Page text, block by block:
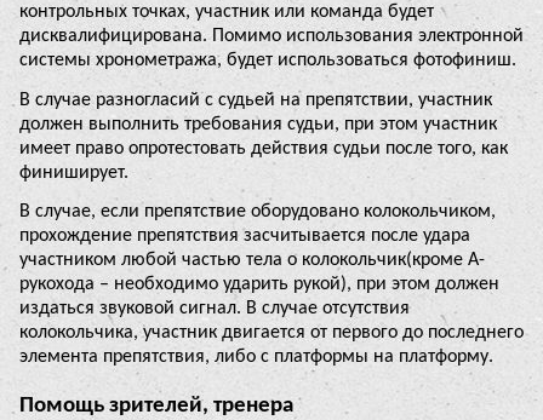
контрольных точках, участник или команда будет
дисквалифицирована. Помимо использования электронной
системы хронометража, будет использоваться фотофиниш.
В случае разногласий с судьей на препятствии, участник
должен выполнить требования судьи, при этом участник
имеет право опротестовать действия судьи после того, как
финиширует.
В случае, если препятствие оборудовано колокольчиком,
прохождение препятствия засчитывается после удара
участником любой частью тела о колокольчик(кроме А-
рукохода – необходимо ударить рукой), при этом должен
издаться звуковой сигнал. В случае отсутствия
колокольчика, участник двигается от первого до последнего
элемента препятствия, либо с платформы на платформу.
Помощь зрителей, тренера